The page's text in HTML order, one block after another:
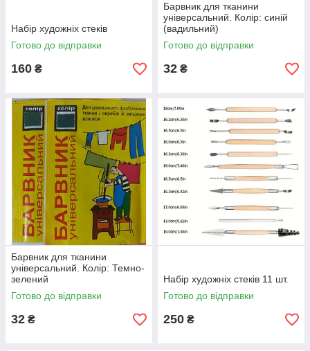
Набір художніх стеків
Готово до відправки
160 ₴
Барвник для тканини
універсальний. Колір: синій
(вадильний)
Готово до відправки
32 ₴
Барвник для тканини
універсальний. Колір: Темно-
зелений
Готово до відправки
32 ₴
Набір художніх стеків 11 шт.
Готово до відправки
250 ₴